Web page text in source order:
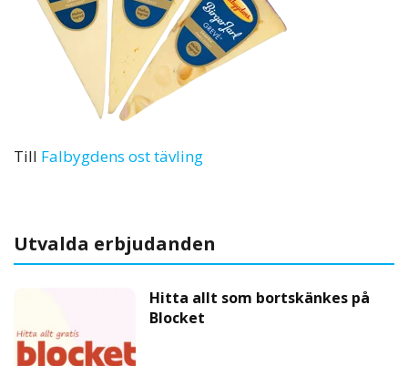
Till Falbygdens ost tävling
Utvalda erbjudanden
Hitta allt som bortskänkes på
Blocket